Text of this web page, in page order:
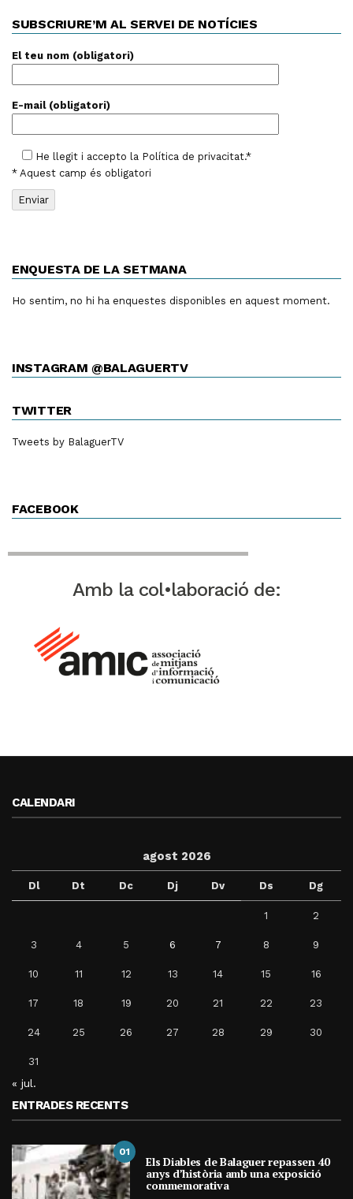
SUBSCRIURE’M AL SERVEI DE NOTÍCIES
El teu nom (obligatori)
E-mail (obligatori)
He llegit i accepto la Política de privacitat.*
* Aquest camp és obligatori
ENQUESTA DE LA SETMANA
Ho sentim, no hi ha enquestes disponibles en aquest moment.
INSTAGRAM @BALAGUERTV
TWITTER
Tweets by BalaguerTV
FACEBOOK
Amb la col•laboració de:
CALENDARI
agost 2026
Dl Dt Dc Dj Dv Ds Dg
1 2
3 4 5 6 7 8 9
10 11 12 13 14 15 16
17 18 19 20 21 22 23
24 25 26 27 28 29 30
31
« jul.
ENTRADES RECENTS
01
Els Diables de Balaguer repassen 40
anys d’història amb una exposició
commemorativa